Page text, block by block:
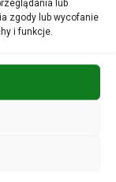
lub
zgody lub wycofanie
i funkcje.
w zajęciach
ucho przyłożysz
w Sali